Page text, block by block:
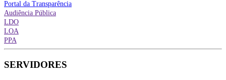
Portal da Transparência
Audiência Pública
LDO
LOA
PPA
SERVIDORES